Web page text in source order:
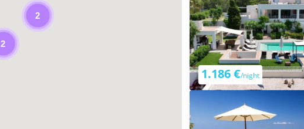
2
2
1.186 €/night